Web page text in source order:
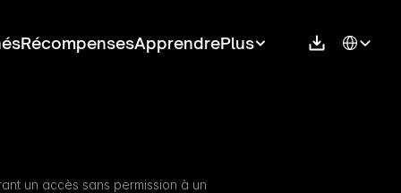
RécompensesApprendrePlus Select
un accès sans permission à un